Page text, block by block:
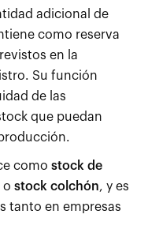
adicional de
como reserva
en la
Su función
de las
que puedan
como stock de
o stock colchón, y es
tanto en empresas